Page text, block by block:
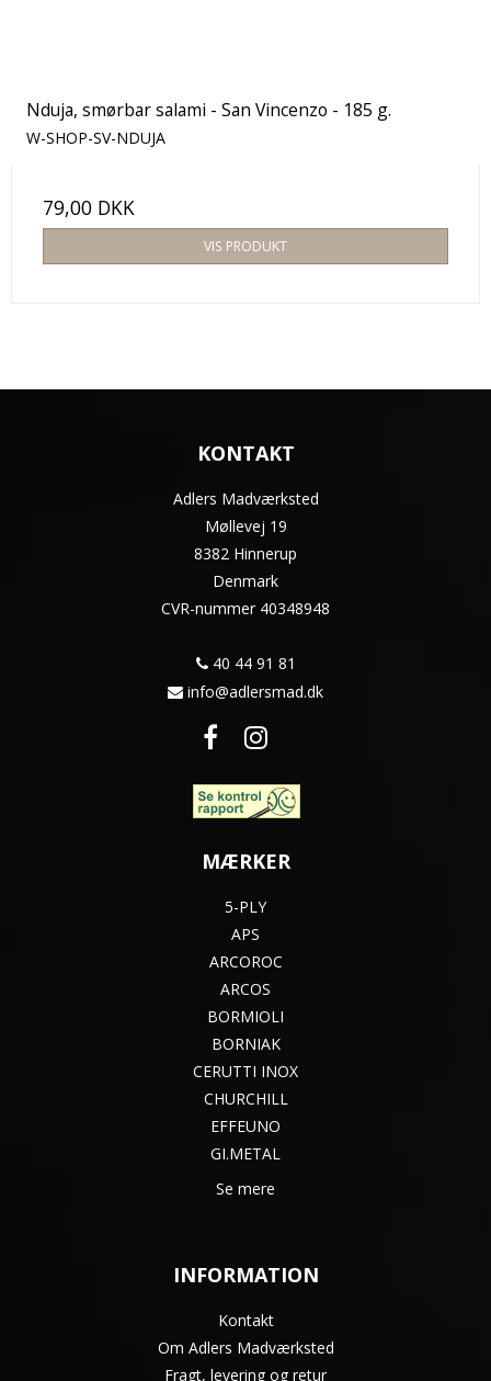
Nduja, smørbar salami - San Vincenzo - 185 g.
W-SHOP-SV-NDUJA
79,00 DKK
VIS PRODUKT
KONTAKT
Adlers Madværksted
Møllevej 19
8382 Hinnerup
Denmark
CVR-nummer 40348948
40 44 91 81
info@adlersmad.dk
MÆRKER
5-PLY
APS
ARCOROC
ARCOS
BORMIOLI
BORNIAK
CERUTTI INOX
CHURCHILL
EFFEUNO
GI.METAL
Se mere
INFORMATION
Kontakt
Om Adlers Madværksted
Fragt, levering og retur